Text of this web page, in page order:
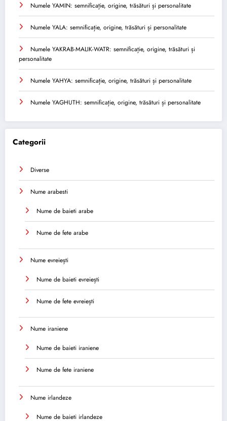
Numele YAMIN: semnificație, origine, trăsături și personalitate
Numele YALA: semnificație, origine, trăsături și personalitate
Numele YAKRAB-MALIK-WATR: semnificație, origine, trăsături și
personalitate
Numele YAHYA: semnificație, origine, trăsături și personalitate
Numele YAGHUTH: semnificație, origine, trăsături și personalitate
Categorii
Diverse
Nume arabesti
Nume de baieti arabe
Nume de fete arabe
Nume evreiești
Nume de baieti evreiești
Nume de fete evreiești
Nume iraniene
Nume de baieti iraniene
Nume de fete iraniene
Nume irlandeze
Nume de baieti irlandeze